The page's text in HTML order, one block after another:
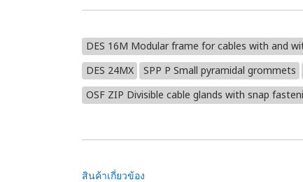
DES 16M Modular frame for cables with and
DES 24MX
SPP P Small pyramidal grommets
OSF ZIP Divisible cable glands with snap
สินค้าเกี่ยวข้อง